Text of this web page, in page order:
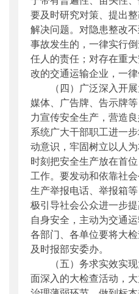
要及时研究对策、提出
解决问题。对隐患整改
事故发生的，一律实行
任人的责任；对存在重
改的交通运输企业，一律
（四）广泛深入开展
媒体、广告牌、告示牌
力宣传安全生产，营造
系统广大干部职工进一
动意识，牢固树立以人
时刻把安全生产放在首
工作。要发动和依靠社
生产举报电话、举报箱
极引导社会公众进一步
自身安全，主动为交通
各部门、各单位要将大
及时报部安委办。
（五）务求实效实现
面深入的大检查活动，